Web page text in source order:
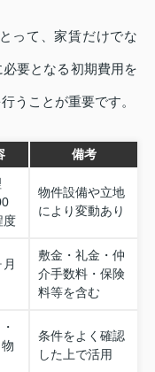
って、家賃だけでな
要となる初期費用を
うことが重要です。
備考
度
物件設備や立地
により変動あり
敷金・礼金・仲
介手数料・保険
料等を含む
条件をよく確認
した上で活用